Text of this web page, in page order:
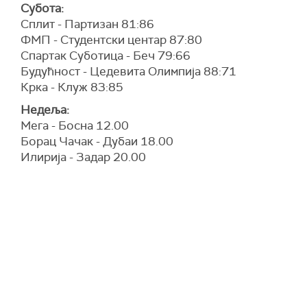
Субота:
Сплит - Партизан 81:86
ФМП - Студентски центар 87:80
Спартак Суботица - Беч 79:66
Будућност - Цедевита Олимпија 88:71
Крка - Клуж 83:85
Недеља:
Мега - Босна 12.00
Борац Чачак - Дубаи 18.00
Илирија - Задар 20.00